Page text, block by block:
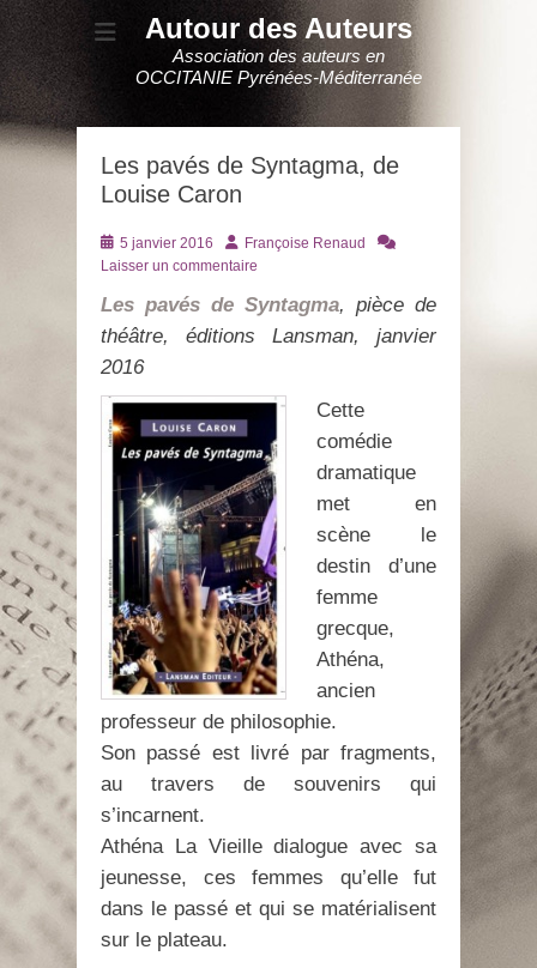
Autour des Auteurs
Association des auteurs en
OCCITANIE Pyrénées-Méditerranée
Les pavés de Syntagma, de
Louise Caron
Posté
le
5 janvier 2016 AuteurFrançoise Renaud
Laisser un commentaire
Les pavés de Syntagma, pièce de
théâtre, éditions Lansman, janvier
2016
Cette
comédie
dramatique
met en
scène le
destin d’une
femme
grecque,
Athéna,
ancien
professeur de philosophie.
Son passé est livré par fragments,
au travers de souvenirs qui
s’incarnent.
Athéna La Vieille dialogue avec sa
jeunesse, ces femmes qu’elle fut
dans le passé et qui se matérialisent
sur le plateau.